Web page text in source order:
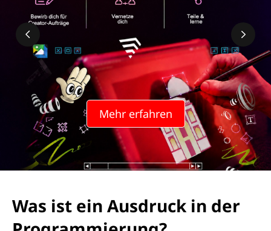
r
u
Mehr erfahren
Was ist ein Ausdruck in der